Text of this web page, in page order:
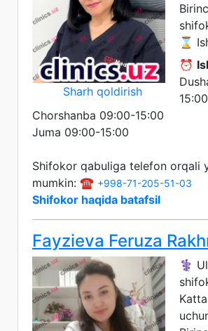
Sharh qoldirish
⌛
⏰
15:00
Chorshanba 09:00-15:00
Juma 09:00-15:00
Shifokor qabuliga telefon orqali
mumkin: ☎️ +998-71-205-51-03
Shifokor haqida batafsil
Fayzieva Feruza
⚕️